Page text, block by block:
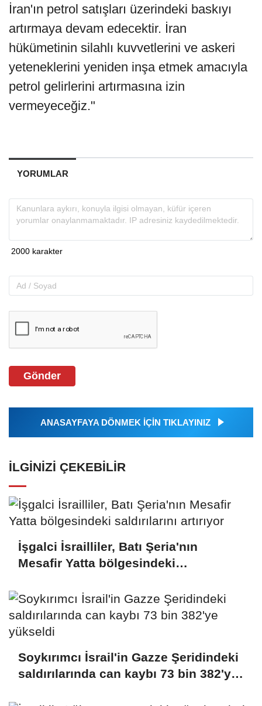
İran'ın petrol satışları üzerindeki baskıyı
artırmaya devam edecektir. İran
hükümetinin silahlı kuvvetlerini ve askeri
yeteneklerini yeniden inşa etmek amacıyla
petrol gelirlerini artırmasına izin
vermeyeceğiz."
YORUMLAR
Gönder
ANASAYFAYA DÖNMEK İÇİN TIKLAYINIZ
İLGINIZI ÇEKEBILIR
İşgalci İsrailliler, Batı Şeria'nın
Mesafir Yatta bölgesindeki
Soykırımcı İsrail'in Gazze Şeridindeki
saldırılarında can kaybı 73 bin 382'ye